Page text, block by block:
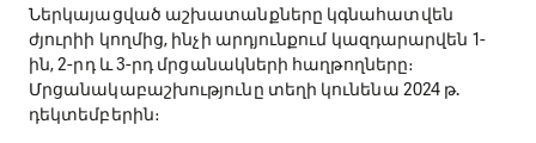
Ներկայացված աշխատանքները կգնահատվեն
ժյուրիի կողմից, ինչի արդյունքում կազդարարվեն 1-
ին, 2-րդ և 3-րդ մրցանակների հաղթողները։
Մրցանակաբաշխությունը տեղի կունենա 2024 թ.
դեկտեմբերին։